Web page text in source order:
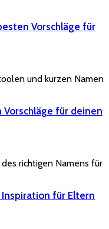
Vorschläge für
und kurzen Namen
Vorschläge für deinen
richtigen Namens für
Inspiration für Eltern